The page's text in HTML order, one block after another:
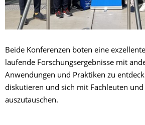
Beide Konferenzen boten eine
laufende Forschungsergebnisse mit
Anwendungen und Praktiken zu
diskutieren und sich mit Fachleuten
auszutauschen.